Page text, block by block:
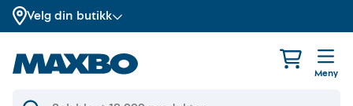
Velg din butikk
Meny